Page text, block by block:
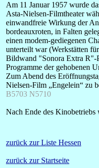
Am 11 Januar 1957 wurde
Asta-Nielsen-Filmtheater
einwandfreie Wirkung der
bordeauxroten, in Falten
einen modem-gediegenen
unterteilt war (Werkstätten
Bildwand "Sonora Extra R"-
Programme der gehobenen
Zum Abend des
Nielsen-Film „Engelein“ zu
B5703 N5710
Nach Ende des Kinobetriebs
zurück zur Liste Hessen
zurück zur Startseite